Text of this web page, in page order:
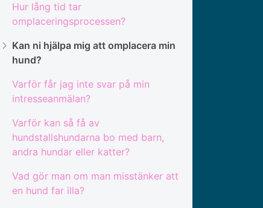
Hur lång tid tar
omplaceringsprocessen?
Kan ni hjälpa mig att omplacera min
hund?
Varför får jag inte svar på min
intresseanmälan?
Varför kan så få av
hundstallshundarna bo med barn,
andra hundar eller katter?
Vad gör man om man misstänker att
en hund far illa?